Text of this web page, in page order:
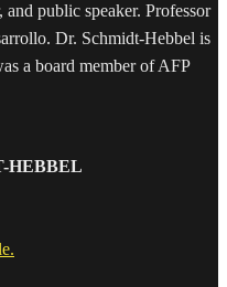
public speaker. Professor
Dr. Schmidt-Hebbel is
a board member of AFP
HEBBEL